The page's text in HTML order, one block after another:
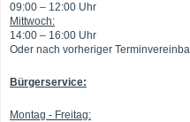
09:00 – 12:00 Uhr
Mittwoch:
14:00 – 16:00 Uhr
Oder nach vorheriger
Bürgerservice:
Montag - Freitag: